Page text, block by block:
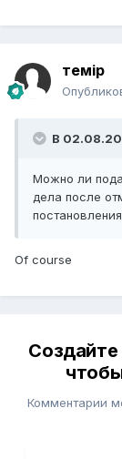
темір
В
Можно ли
дела после
Of course
Создайте
Комментарии